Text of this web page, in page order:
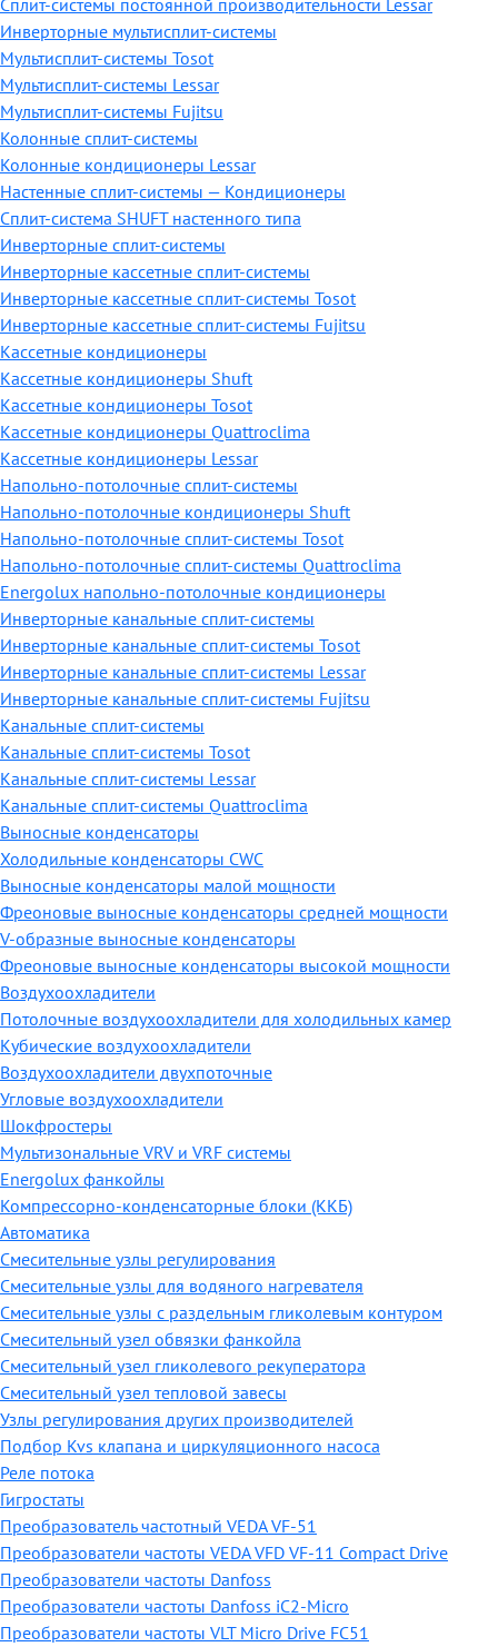
Сплит-системы постоянной производительности Lessar
Инверторные мультисплит-системы
Мультисплит-системы Tosot
Мультисплит-системы Lessar
Мультисплит-системы Fujitsu
Колонные сплит-системы
Колонные кондиционеры Lessar
Настенные cплит-системы — Кондиционеры
Сплит-система SHUFT настенного типа
Инверторные сплит-системы
Инверторные кассетные сплит-системы
Инверторные кассетные сплит-системы Tosot
Инверторные кассетные сплит-системы Fujitsu
Кассетные кондиционеры
Кассетные кондиционеры Shuft
Кассетные кондиционеры Tosot
Кассетные кондиционеры Quattroclima
Кассетные кондиционеры Lessar
Напольно-потолочные сплит-системы
Напольно-потолочные кондиционеры Shuft
Напольно-потолочные сплит-системы Tosot
Напольно-потолочные сплит-системы Quattroclima
Energolux напольно-потолочные кондиционеры
Инверторные канальные сплит-системы
Инверторные канальные сплит-системы Tosot
Инверторные канальные сплит-системы Lessar
Инверторные канальные сплит-системы Fujitsu
Канальные сплит-системы
Канальные сплит-системы Tosot
Канальные сплит-системы Lessar
Канальные сплит-системы Quattroclima
Выносные конденсаторы
Холодильные конденсаторы CWC
Выносные конденсаторы малой мощности
Фреоновые выносные конденсаторы средней мощности
V-образные выносные конденсаторы
Фреоновые выносные конденсаторы высокой мощности
Воздухоохладители
Потолочные воздухоохладители для холодильных камер
Кубические воздухоохладители
Воздухоохладители двухпоточные
Угловые воздухоохладители
Шокфростеры
Мультизональные VRV и VRF системы
Energolux фанкойлы
Компрессорно-конденсаторные блоки (ККБ)
Автоматика
Смесительные узлы регулирования
Смесительные узлы для водяного нагревателя
Смесительные узлы с раздельным гликолевым контуром
Смесительный узел обвязки фанкойла
Смесительный узел гликолевого рекуператора
Смесительный узел тепловой завесы
Узлы регулирования других производителей
Подбор Kvs клапана и циркуляционного насоса
Реле потока
Гигростаты
Преобразователь частотный VEDA VF-51
Преобразователи частоты VEDA VFD VF-11 Compact Drive
Преобразователи частоты Danfoss
Преобразователи частоты Danfoss iC2-Micro
Преобразователи частоты VLT Micro Drive FC51